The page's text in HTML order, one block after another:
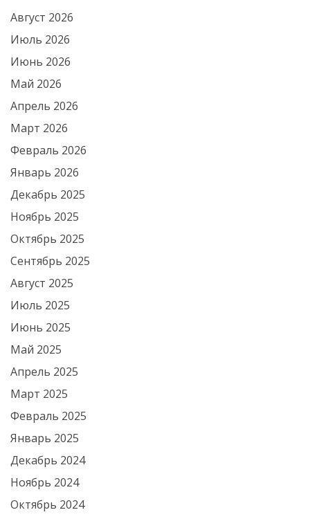
Август 2026
Июль 2026
Июнь 2026
Май 2026
Апрель 2026
Март 2026
Февраль 2026
Январь 2026
Декабрь 2025
Ноябрь 2025
Октябрь 2025
Сентябрь 2025
Август 2025
Июль 2025
Июнь 2025
Май 2025
Апрель 2025
Март 2025
Февраль 2025
Январь 2025
Декабрь 2024
Ноябрь 2024
Октябрь 2024